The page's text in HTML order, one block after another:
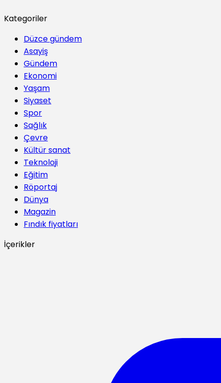
Kategoriler
Düzce gündem
Asayiş
Gündem
Ekonomi
Yaşam
Siyaset
Spor
Sağlık
Çevre
Kültür sanat
Teknoloji
Eğitim
Röportaj
Dünya
Magazin
Fındık fiyatları
İçerikler